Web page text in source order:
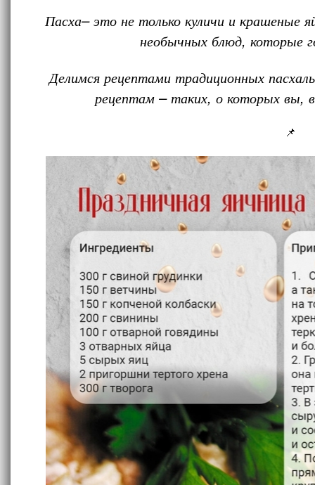
Пасха– это не только куличи и крашеные
необычных блюд, которые
Делимся рецептами традиционных
рецептам – таких, о которых
📌